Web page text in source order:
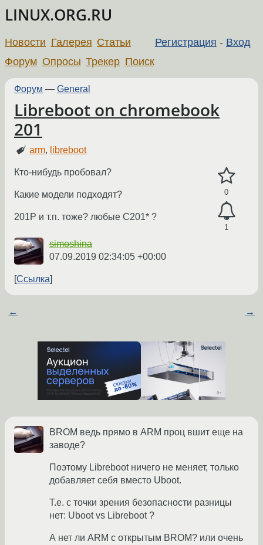
LINUX.ORG.RU
Регистрация - Вход
Новости Галерея Статьи
Форум Опросы Трекер Поиск
Форум — General
Libreboot on chromebook
201
arm, libreboot
0
1
Кто-нибудь пробовал?
Какие модели подходят?
201P и т.п. тоже? любые C201* ?
simoshina
07.09.2019 02:34:05 +00:00
Ссылка
← →
BROM ведь прямо в ARM проц вшит еще на
заводе?
Поэтому Libreboot ничего не меняет, только
добавляет себя вместо Uboot.
Т.е. с точки зрения безопасности разницы
нет: Uboot vs Libreboot ?
А нет ли ARM с открытым BROM? или очень